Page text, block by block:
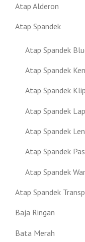
Atap Alderon
Atap Spandek
Atap Spandek
Atap Spandek
Atap Spandek
Atap Spandek
Atap Spandek
Atap Spandek
Atap Spandek
Atap Spandek
Baja Ringan
Bata Merah